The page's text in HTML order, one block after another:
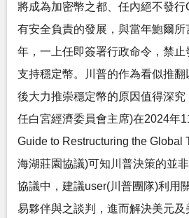
將成為加密幣之都、任內絕不發
有安全負責的發展，與當年鮑爾
年，一上任即簽署行政命令，禁
支持穩定幣。川普的作為看似推
後大力推崇穩定幣的原因值得深究
任白宮經濟委員會主席)在2024年
Guide to Restructuring the Global
海湖莊園協議)可知川普決策的並
協議中，建議user(川普團隊)利用
易夥伴與之談判，進而解決美元